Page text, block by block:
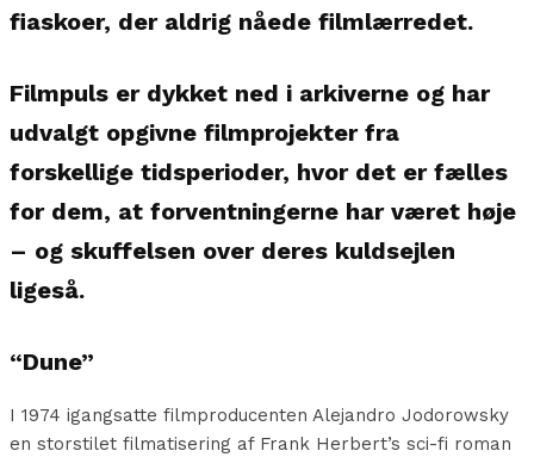
fiaskoer, der aldrig nåede filmlærredet.
Filmpuls er dykket ned i arkiverne og har
udvalgt opgivne filmprojekter fra
forskellige tidsperioder, hvor det er fælles
for dem, at forventningerne har været høje
– og skuffelsen over deres kuldsejlen
ligeså.
“Dune”
I 1974 igangsatte filmproducenten Alejandro Jodorowsky
en storstilet filmatisering af Frank Herbert’s sci-fi roman